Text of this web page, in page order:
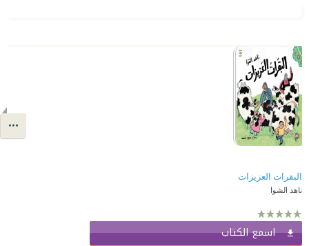
البقرات العزيزات
ناهد الشوا
اسمع الكتاب